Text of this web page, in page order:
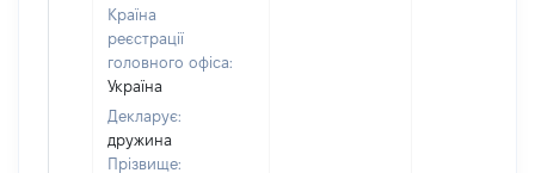
Країна
реєстрації
головного офіса:
Україна
Декларує:
дружина
Прізвище: